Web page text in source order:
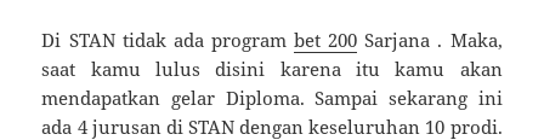
Di STAN tidak ada programbet 200 Sarjana . Maka,
saat kamu lulus disini karena itu kamu akan
mendapatkan gelar Diploma. Sampai sekarang ini
ada 4 jurusan di STAN dengan keseluruhan 10 prodi.